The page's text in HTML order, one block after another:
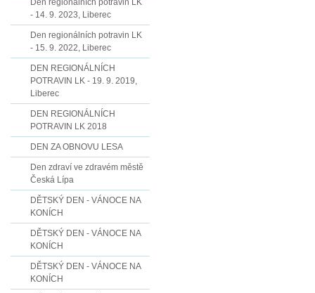
Den regionálních potravin LK
- 14. 9. 2023, Liberec
Den regionálních potravin LK
- 15. 9. 2022, Liberec
DEN REGIONÁLNÍCH
POTRAVIN LK - 19. 9. 2019,
Liberec
DEN REGIONÁLNÍCH
POTRAVIN LK 2018
DEN ZA OBNOVU LESA
Den zdraví ve zdravém městě
Česká Lípa
DĚTSKÝ DEN - VÁNOCE NA
KONÍCH
DĚTSKÝ DEN - VÁNOCE NA
KONÍCH
DĚTSKÝ DEN - VÁNOCE NA
KONÍCH